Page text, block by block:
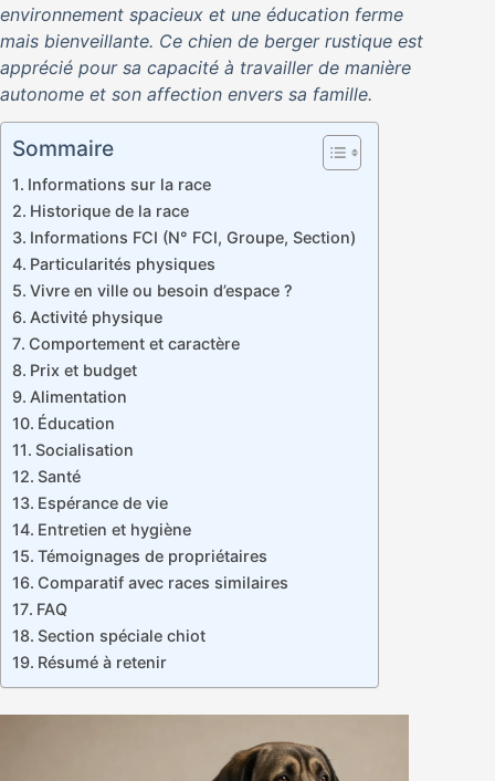
environnement spacieux et une éducation ferme
mais bienveillante. Ce chien de berger rustique est
apprécié pour sa capacité à travailler de manière
autonome et son affection envers sa famille.
Sommaire
Informations sur la race
Historique de la race
Informations FCI (N° FCI, Groupe, Section)
Particularités physiques
Vivre en ville ou besoin d’espace ?
Activité physique
Comportement et caractère
Prix et budget
Alimentation
Éducation
Socialisation
Santé
Espérance de vie
Entretien et hygiène
Témoignages de propriétaires
Comparatif avec races similaires
FAQ
Section spéciale chiot
Résumé à retenir